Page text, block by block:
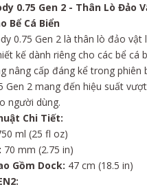
0.75 Gen 2 - Thân Lò Đảo
Bể Cá Biển
0.75 Gen 2 là thân lò đảo vật
kế dành riêng cho các bể cá
nâng cấp đáng kể trong phiên
Gen 2 mang đến hiệu suất
người dùng.
Chi Tiết:
ml (25 fl oz)
70 mm (2.75 in)
Gồm Dock: 47 cm (18.5 in)